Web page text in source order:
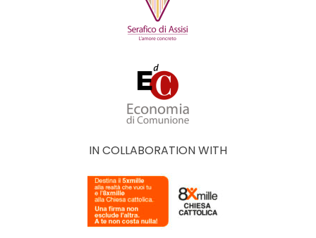
IN COLLABORATION WITH